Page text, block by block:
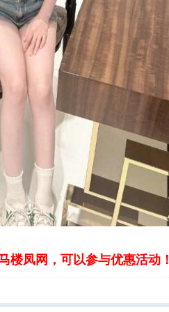
楼凤网，可以参与优惠活动！